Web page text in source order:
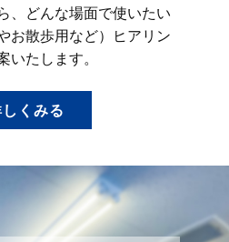
、どんな場面で使いたい
お散歩用など）ヒアリン
いたします。
くみる